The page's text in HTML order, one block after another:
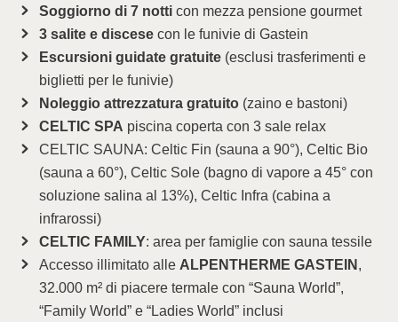
Soggiorno di 7 notti con mezza pensione gourmet
3 salite e discese con le funivie di Gastein
Escursioni guidate gratuite (esclusi trasferimenti e
biglietti per le funivie)
Noleggio attrezzatura gratuito (zaino e bastoni)
CELTIC SPA piscina coperta con 3 sale relax
CELTIC SAUNA: Celtic Fin (sauna a 90°), Celtic Bio
(sauna a 60°), Celtic Sole (bagno di vapore a 45° con
soluzione salina al 13%), Celtic Infra (cabina a
infrarossi)
CELTIC FAMILY: area per famiglie con sauna tessile
Accesso illimitato alle ALPENTHERME GASTEIN ,
32.000 m² di piacere termale con “Sauna World”,
“Family World” e “Ladies World” inclusi